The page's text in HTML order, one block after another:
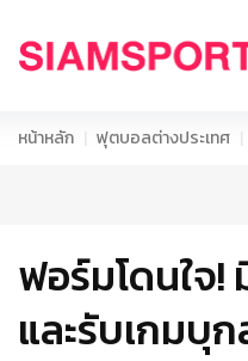
หน้าหลัก ฟุตบอลต่างประเทศ
ฟอร์มโดนใจ!
และรับเกมบุ